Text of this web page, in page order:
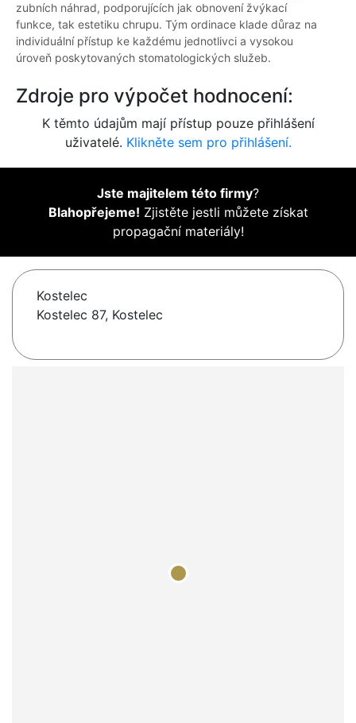
zubních náhrad, podporujících jak obnovení žvýkací
funkce, tak estetiku chrupu. Tým ordinace klade důraz na
individuální přístup ke každému jednotlivci a vysokou
úroveň poskytovaných stomatologických služeb.
Zdroje pro výpočet hodnocení:
K těmto údajům mají přístup pouze přihlášení
uživatelé. Klikněte sem pro přihlášení.
Jste majitelem této firmy?
Blahopřejeme! Zjistěte jestli můžete získat
propagační materiály!
Kostelec
Kostelec 87, Kostelec